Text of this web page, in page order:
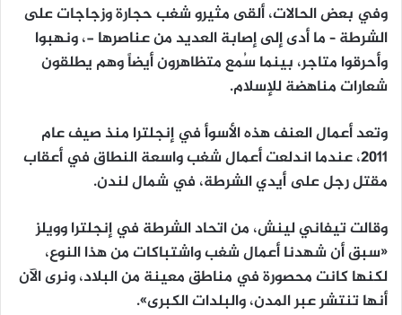
وفي بعض الحالات، ألقى مثيرو شغب حجارة وزجاجات على
الشرطة – ما أدى إلى إصابة العديد من عناصرها -، ونهبوا
وأحرقوا متاجر، بينما سُمع متظاهرون أيضاً وهم يطلقون
شعارات مناهضة للإسلام.
وتعد أعمال العنف هذه الأسوأ في إنجلترا منذ صيف عام
2011، عندما اندلعت أعمال شغب واسعة النطاق في أعقاب
مقتل رجل على أيدي الشرطة، في شمال لندن.
وقالت تيفاني لينش، من اتحاد الشرطة في إنجلترا وويلز
«سبق أن شهدنا أعمال شغب واشتباكات من هذا النوع،
لكنها كانت محصورة في مناطق معينة من البلاد، ونرى الآن
أنها تنتشر عبر المدن، والبلدات الكبرى».